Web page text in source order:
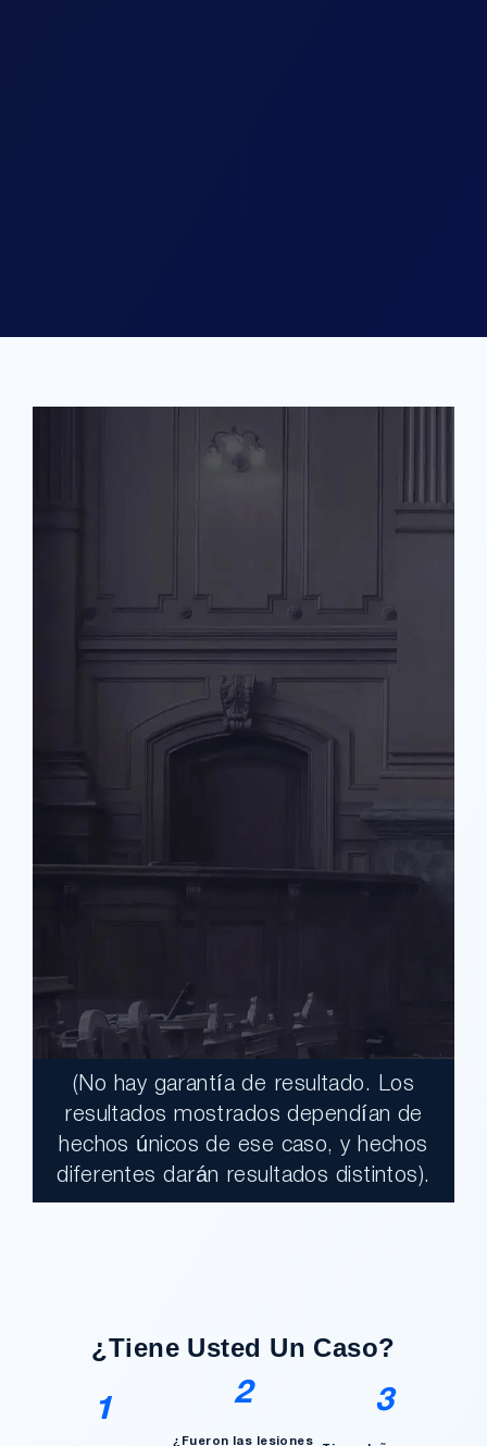
$17,900,000.00
Un jurado declaró al Condado de Los
¿Tengo Un Caso?
(No hay garantía de resultado. Los
resultados mostrados dependían de
hechos únicos de ese caso, y hechos
diferentes darán resultados distintos).
¿Tiene Usted Un Caso?
1
2
¿Fueron las lesiones
3